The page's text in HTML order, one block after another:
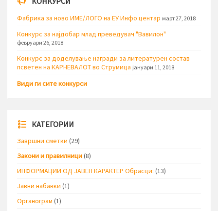
Фабрика за ново ИМЕ/ЛОГО на ЕУ Инфо центар март 27, 2018
Конкурс за најдобар млад преведувач "Вавилон"
февруари 26, 2018
Конкурс за доделување награди за литературен состав
псветен на КАРНЕВАЛОТ во Струмица јануари 11, 2018
Види ги сите конкурси
КАТЕГОРИИ
Завршни сметки (29)
Закони и правилници(8)
ИНФОРМАЦИИ ОД ЈАВЕН КАРАКТЕР Обрасци: (13)
Јавни набавки (1)
Органограм (1)